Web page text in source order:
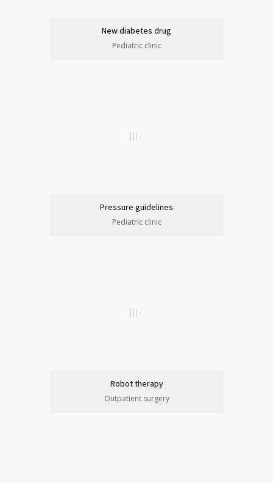
New diabetes drug
Pediatric clinic
Pressure guidelines
Pediatric clinic
Robot therapy
Outpatient surgery